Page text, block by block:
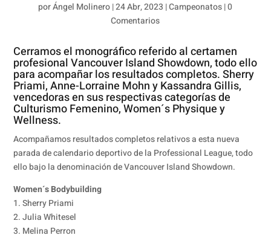
porÁngel Molinero|24 Abr, 2023 |Campeonatos|0
Comentarios
Cerramos el monográfico referido al certamen
profesional Vancouver Island Showdown, todo ello
para acompañar los resultados completos. Sherry
Priami, Anne-Lorraine Mohn y Kassandra Gillis,
vencedoras en sus respectivas categorías de
Culturismo Femenino, Women´s Physique y
Wellness.
Acompañamos resultados completos relativos a esta nueva
parada de calendario deportivo de la Professional League, todo
ello bajo la denominación de Vancouver Island Showdown.
Women´s Bodybuilding
1. Sherry Priami
2. Julia Whitesel
3. Melina Perron